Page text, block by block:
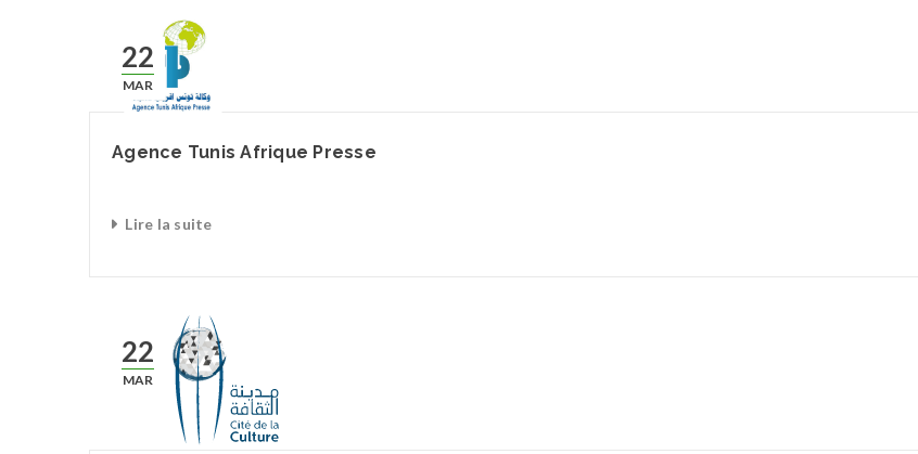
22
MAR
Agence Tunis Afrique Presse
Lire la suite
22
MAR